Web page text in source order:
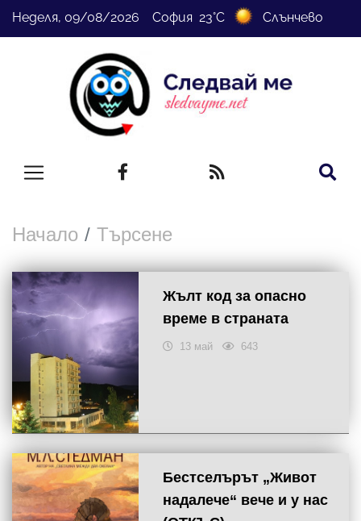
Неделя, 09/08/2026 София 23°C Слънчево
Начало Търсене
Жълт код за опасно
време в страната
13 май 643
Бестселърът „Живот
надалече“ вече и у нас